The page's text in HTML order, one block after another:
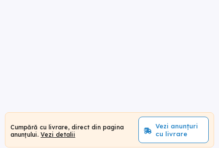
Cumpără cu livrare, direct din pagina
anunțului. Vezi detalii
Vezi anunțuri
cu livrare